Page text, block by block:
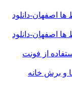
اصفهان-دانلود
اصفهان-دانلود
از فونت
و برش خانه